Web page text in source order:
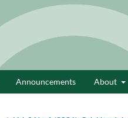
Announcements About